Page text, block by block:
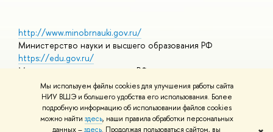
Мы используем файлы cookies для улучшения работы сайта
НИУ ВШЭ и большего удобства его использования. Более
подробную информацию об использовании файлов cookies
можно найти здесь, наши правила обработки персональных
данных –здесь. Продолжая пользоваться сайтом, вы
http://www.minobrnauki.gov.ru/
Министерство науки и высшего образования РФ
https://edu.gov.ru/
Министерство просвещения РФ
https://elearning.hse.ru/mooc
Массовые открытые онлайн-курсы